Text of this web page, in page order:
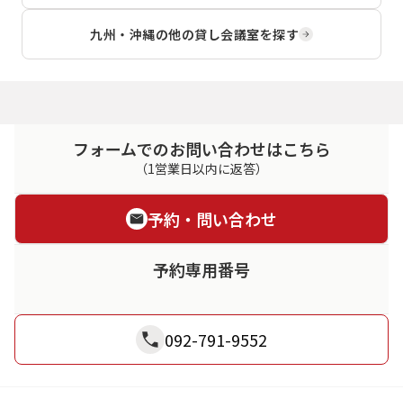
九州・沖縄の他の貸し会議室を探す
フォームでのお問い合わせはこちら
（1営業日以内に返答）
予約・問い合わせ
予約専用番号
092-791-9552